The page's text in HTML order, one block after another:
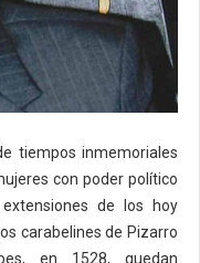
tiempos inmemoriales
con poder político
de los hoy
carabelines de Pizarro
en 1528, quedan